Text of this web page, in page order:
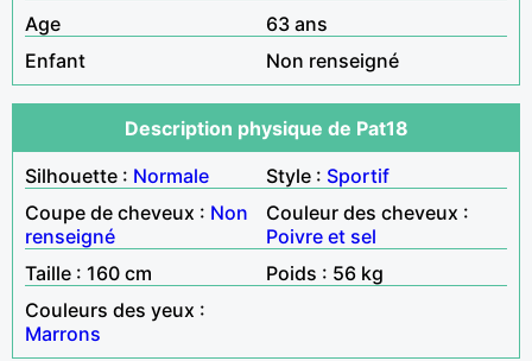
Age
63 ans
Enfant
Non renseigné
Description physique de Pat18
Silhouette : Normale Style : Sportif
Coupe de cheveux : Non
renseigné
Couleur des cheveux :
Poivre et sel
Taille : 160 cm
Poids : 56 kg
Couleurs des yeux :
Marrons